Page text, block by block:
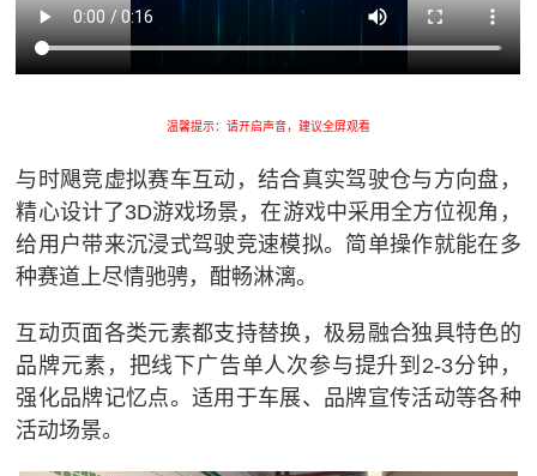
温馨提示：请开启声音，建议全屏观看
与时飓竞虚拟赛车互动，结合真实驾驶仓与方向盘，
精心设计了3D游戏场景，在游戏中采用全方位视角，
给用户带来沉浸式驾驶竞速模拟。简单操作就能在多
种赛道上尽情驰骋，酣畅淋漓。
互动页面各类元素都支持替换，极易融合独具特色的
品牌元素，把线下广告单人次参与提升到2-3分钟，
强化品牌记忆点。适用于车展、品牌宣传活动等各种
活动场景。